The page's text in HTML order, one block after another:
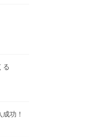
る
功！